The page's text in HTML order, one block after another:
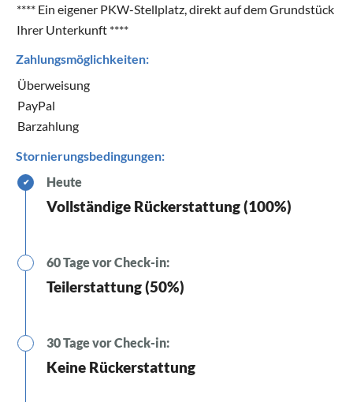
**** Ein eigener PKW-Stellplatz, direkt auf dem Grundstück
Ihrer Unterkunft ****
Zahlungsmöglichkeiten:
Überweisung
PayPal
Barzahlung
Stornierungsbedingungen:
✔ Heute
Vollständige Rückerstattung (100%)
60 Tage vor Check-in:
Teilerstattung (50%)
30 Tage vor Check-in:
Keine Rückerstattung